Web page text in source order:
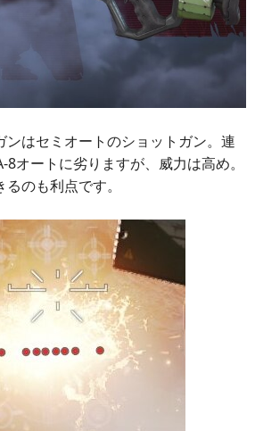
ンはセミオートのショットガン。連
8オートに劣りますが、威力は高め。
のも利点です。